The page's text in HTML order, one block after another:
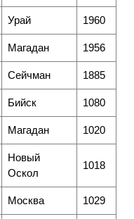
Урай 1960
Магадан 1956
Сейчман 1885
Бийск 1080
Магадан 1020
Новый
Оскол
1018
Москва 1029